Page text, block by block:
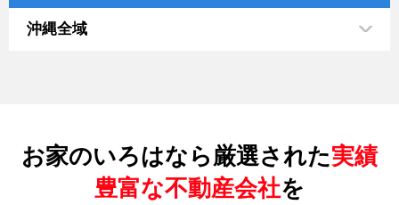
沖縄全域
お家のいろはなら厳選された実績
豊富な不動産会社を